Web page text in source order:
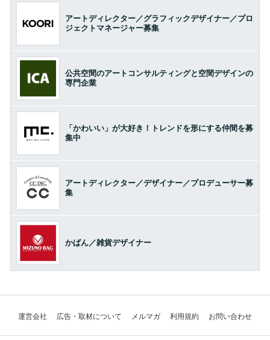
アートディレクター／グラフィックデザイナー／プロ
ジェクトマネージャー募集
公共空間のアートコンサルティングと空間デザインの
専門企業
「かわいい」が大好き！トレンドを形にする仲間を募
集中
アートディレクター／デザイナー／プロデューサー募
集
かばん／雑貨デザイナー
運営会社 広告・取材について メルマガ 利用規約 お問い合わせ